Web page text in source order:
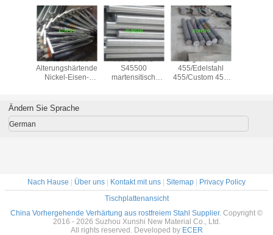
UNS N19903
Alterungshärtende
Nickel-Eisen-
XM-16 UNS
S45500
martensitisch
Legierung
455/Edelstahl
455/Custom 455
Ändern Sie Sprache
German
Nach Hause | Über uns | Kontakt mit uns | Sitemap | Privacy Policy
Tischplattenansicht
China Vorhergehende Verhärtung aus rostfreiem Stahl Supplier. Copyright ©
2016 - 2026 Suzhou Xunshi New Material Co., Ltd.
All rights reserved. Developed by ECER